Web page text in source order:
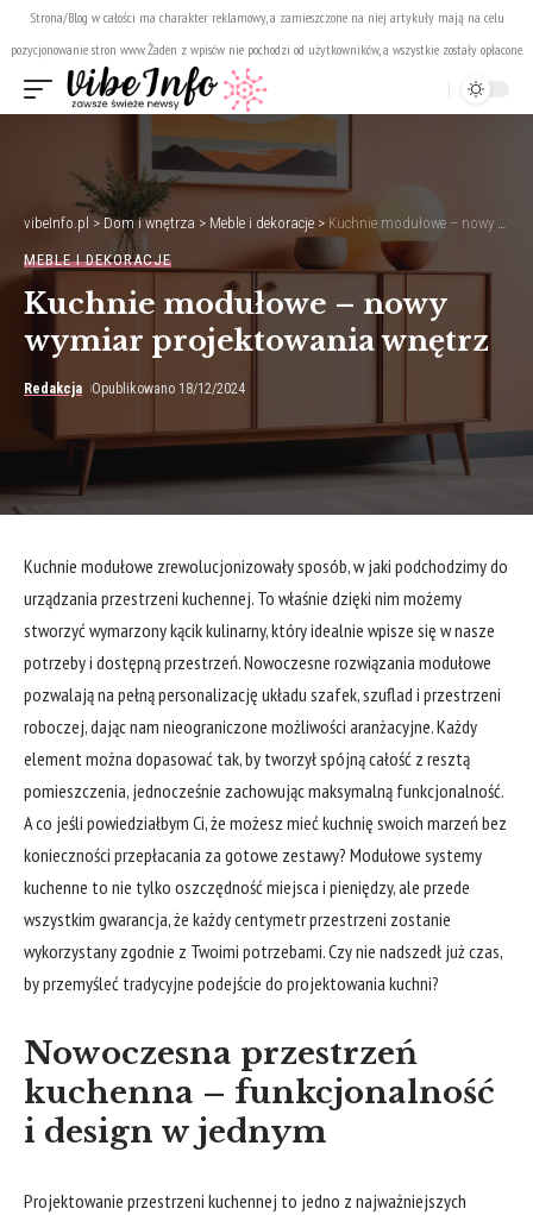
Strona/Blog w całości ma charakter reklamowy, a zamieszczone na niej artykuły mają na celu
pozycjonowanie stron www. Żaden z wpisów nie pochodzi od użytkowników, a wszystkie zostały opłacone.
vibeInfo.pl >Dom i wnętrza > Meble i dekoracje > Kuchnie modułowe – nowy wymiar projektowania wnętrz
MEBLE I DEKORACJE
Kuchnie modułowe – nowy
wymiar projektowania wnętrz
Redakcja Opublikowano 18/12/2024
Kuchnie modułowe zrewolucjonizowały sposób, w jaki podchodzimy do
urządzania przestrzeni kuchennej. To właśnie dzięki nim możemy
stworzyć wymarzony kącik kulinarny, który idealnie wpisze się w nasze
potrzeby i dostępną przestrzeń. Nowoczesne rozwiązania modułowe
pozwalają na pełną personalizację układu szafek, szuflad i przestrzeni
roboczej, dając nam nieograniczone możliwości aranżacyjne. Każdy
element można dopasować tak, by tworzył spójną całość z resztą
pomieszczenia, jednocześnie zachowując maksymalną funkcjonalność.
A co jeśli powiedziałbym Ci, że możesz mieć kuchnię swoich marzeń bez
konieczności przepłacania za gotowe zestawy? Modułowe systemy
kuchenne to nie tylko oszczędność miejsca i pieniędzy, ale przede
wszystkim gwarancja, że każdy centymetr przestrzeni zostanie
wykorzystany zgodnie z Twoimi potrzebami. Czy nie nadszedł już czas,
by przemyśleć tradycyjne podejście do projektowania kuchni?
Nowoczesna przestrzeń
kuchenna – funkcjonalność
i design w jednym
Projektowanie przestrzeni kuchennej to jedno z najważniejszych